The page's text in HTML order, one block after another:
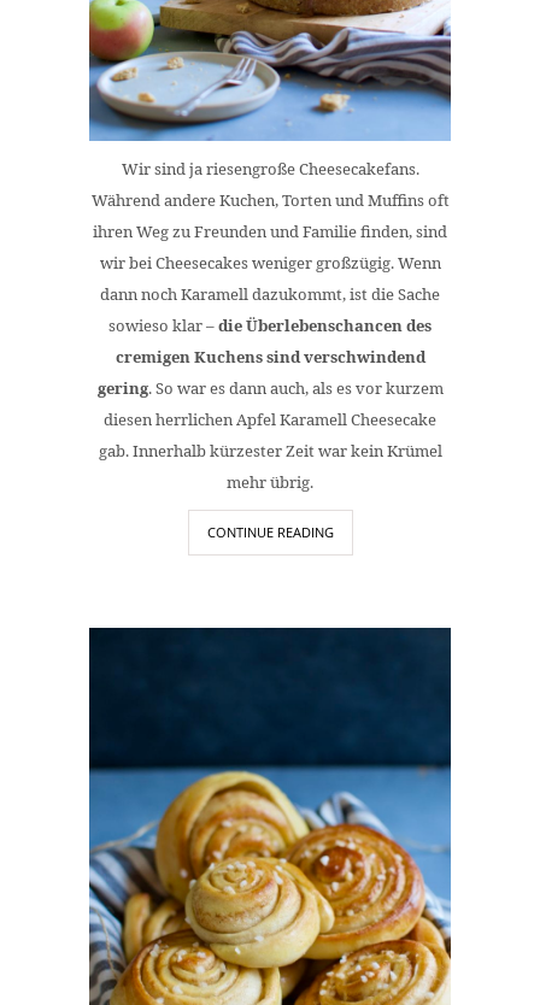
Wir sind ja riesengroße Cheesecakefans.
Während andere Kuchen, Torten und Muffins oft
ihren Weg zu Freunden und Familie finden, sind
wir bei Cheesecakes weniger großzügig. Wenn
dann noch Karamell dazukommt, ist die Sache
sowieso klar –die Überlebenschancen des
cremigen Kuchens sind verschwindend
gering. So war es dann auch, als es vor kurzem
diesen herrlichen Apfel Karamell Cheesecake
gab. Innerhalb kürzester Zeit war kein Krümel
mehr übrig.
CONTINUE READING